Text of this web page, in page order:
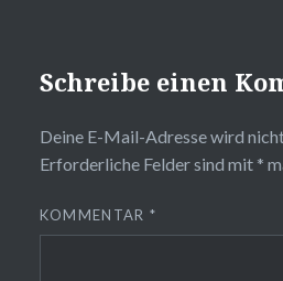
Schreibe einen
Deine E-Mail-Adresse wird
Erforderliche Felder sind mit *
KOMMENTAR *